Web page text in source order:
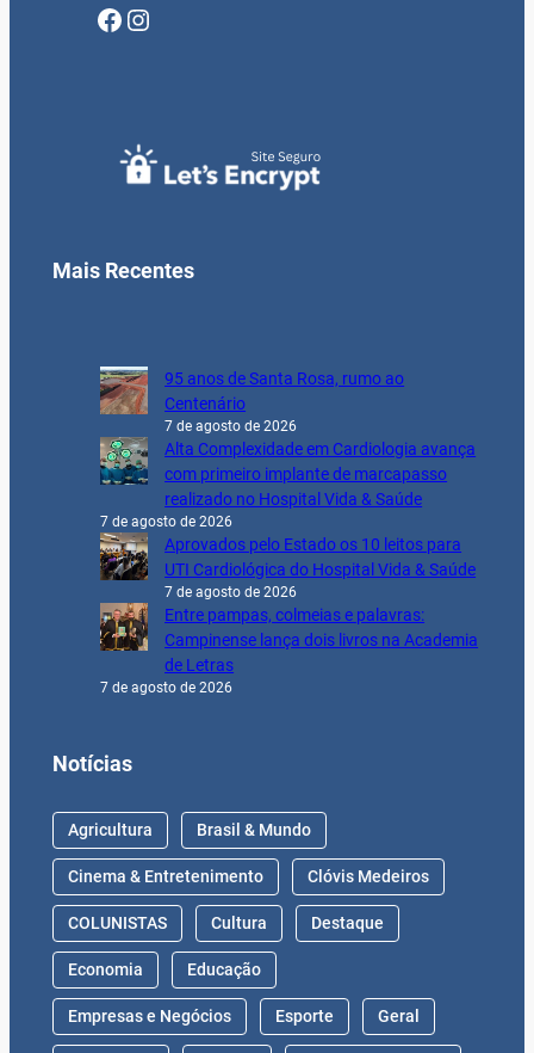
Facebook Instagram
Mais Recentes
95 anos de Santa Rosa, rumo ao
Centenário
7 de agosto de 2026
Alta Complexidade em Cardiologia avança
com primeiro implante de marcapasso
realizado no Hospital Vida & Saúde
7 de agosto de 2026
Aprovados pelo Estado os 10 leitos para
UTI Cardiológica do Hospital Vida & Saúde
7 de agosto de 2026
Entre pampas, colmeias e palavras:
Campinense lança dois livros na Academia
de Letras
7 de agosto de 2026
Notícias
Agricultura Brasil & Mundo
Cinema & Entretenimento Clóvis Medeiros
COLUNISTAS Cultura Destaque
Economia Educação
Empresas e Negócios Esporte Geral